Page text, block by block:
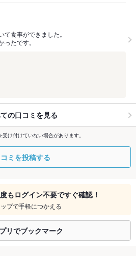
食事ができました。
たです。
の口コミを見る
け付けていない場合があります。
ミを投稿する
もログイン不要ですぐ確認！
プで手軽につかえる
リでブックマーク